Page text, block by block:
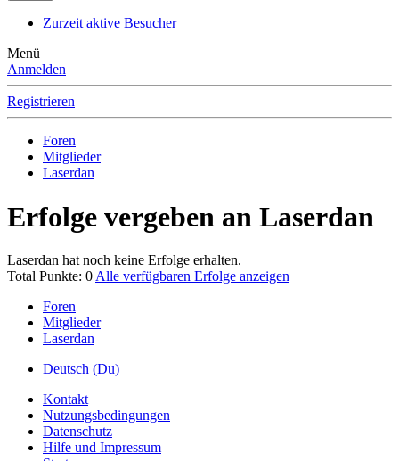
Zurzeit aktive Besucher
Menü
Anmelden
Registrieren
Foren
Mitglieder
Laserdan
Erfolge vergeben an Laserdan
Laserdan hat noch keine Erfolge erhalten.
Total Punkte: 0 Alle verfügbaren Erfolge anzeigen
Foren
Mitglieder
Laserdan
Deutsch (Du)
Kontakt
Nutzungsbedingungen
Datenschutz
Hilfe und Impressum